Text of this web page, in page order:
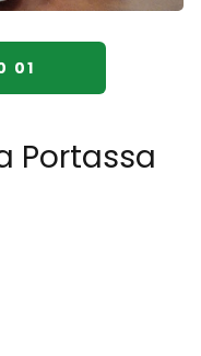
01
Portassa